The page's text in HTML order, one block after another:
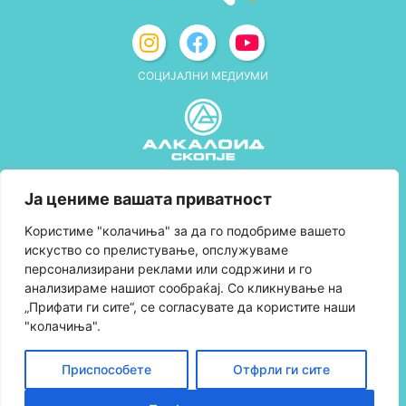
Ја цениме вашата приватност
Kористиме "колачиња" за да го подобриме вашето
искуство со прелистување, опслужуваме
персонализирани реклами или содржини и го
анализираме нашиот сообраќај. Со кликнување на
„Прифати ги сите“, се согласувате да користите наши
"колачиња".
Приспособете Отфрли ги сите
СОЦИЈАЛНИ МЕДИУМИ
Правила и услови за користење
Политика за колачиња
Правила за учество во програмата за
лојалност и политика за собирање поени
Контактирајте нè